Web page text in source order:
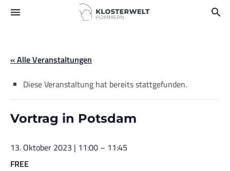
menu search
« Alle Veranstaltungen
Diese Veranstaltung hat bereits stattgefunden.
Vortrag in Potsdam
13. Oktober 2023 | 11:00 – 11:45
FREE